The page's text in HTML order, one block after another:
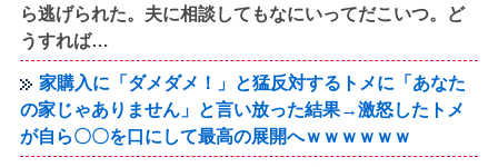
ら逃げられた。夫に相談してもなにいってだこいつ。ど
うすれば…
家購入に「ダメダメ！」と猛反対するトメに「あなた
の家じゃありません」と言い放った結果→激怒したトメ
が自ら〇〇を口にして最高の展開へｗｗｗｗｗｗ